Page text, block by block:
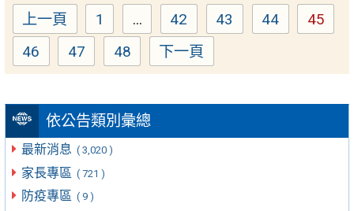
依公告類別彙總
最新消息 ( 3,020 )
家長專區 ( 721 )
防疫專區 ( 9 )
上一頁 Page
1 ... Page
42 Page
43 Page
44 Page
45
Page
46 Page
47 Page
48 下一頁